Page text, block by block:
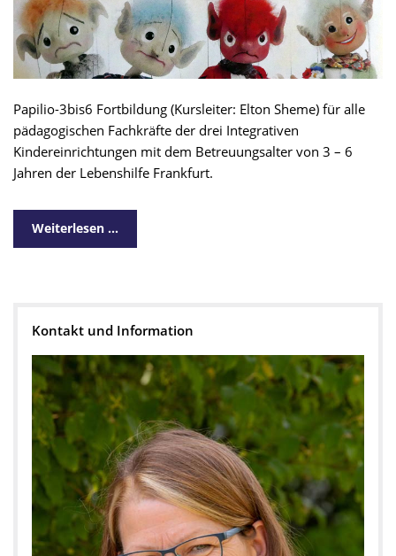
Papilio-3bis6 Fortbildung (Kursleiter: Elton Sheme) für alle
pädagogischen Fachkräfte der drei Integrativen
Kindereinrichtungen mit dem Betreuungsalter von 3 – 6
Jahren der Lebenshilfe Frankfurt.
Weiterlesen …
Kontakt und Information